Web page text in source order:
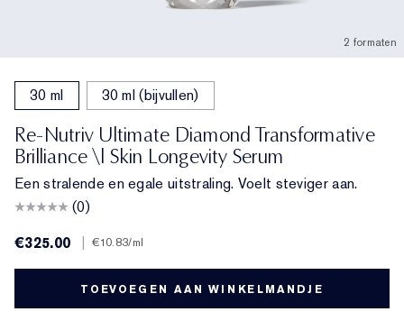
2 formaten
30 ml 30 ml (bijvullen)
Re-Nutriv Ultimate Diamond Transformative
Brilliance \| Skin Longevity Serum
Een stralende en egale uitstraling. Voelt steviger aan.
(0)
€325.00
€10.83/ml
TOEVOEGEN AAN WINKELMANDJE